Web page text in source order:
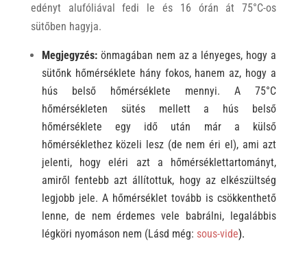
edényt alufóliával fedi le és 16 órán át 75°C-os
sütőben hagyja.
Megjegyzés:önmagában nem az a lényeges, hogy a
sütőnk hőmérséklete hány fokos, hanem az, hogy a
hús belső hőmérséklete mennyi. A 75°C
hőmérsékleten sütés mellett a hús belső
hőmérséklete egy idő után már a külső
hőmérséklethez közeli lesz (de nem éri el), ami azt
jelenti, hogy eléri azt a hőmérséklettartományt,
amiről fentebb azt állítottuk, hogy az elkészültség
legjobb jele. A hőmérséklet tovább is csökkenthető
lenne, de nem érdemes vele babrálni, legalábbis
légköri nyomáson nem (Lásd még: sous-vide).